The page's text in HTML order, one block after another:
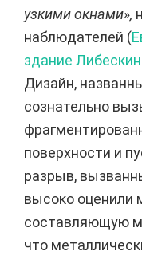
узкими окнами»,
наблюдателей (
здание
Дизайн,
сознательно
поверхности и
разрыв,
высоко оценили
составляющую
что